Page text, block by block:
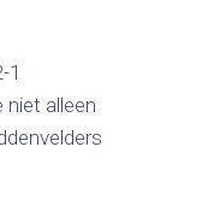
1
alleen